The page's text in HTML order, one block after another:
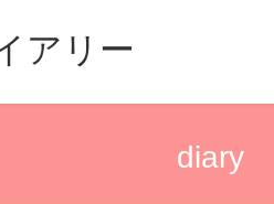
アリー
diary